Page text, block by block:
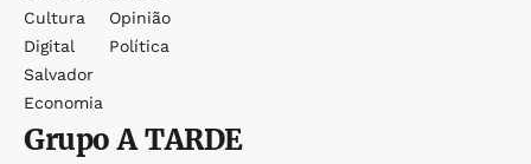
Cultura
Digital
Salvador
Economia
Opinião
Política
GrupoA TARDE